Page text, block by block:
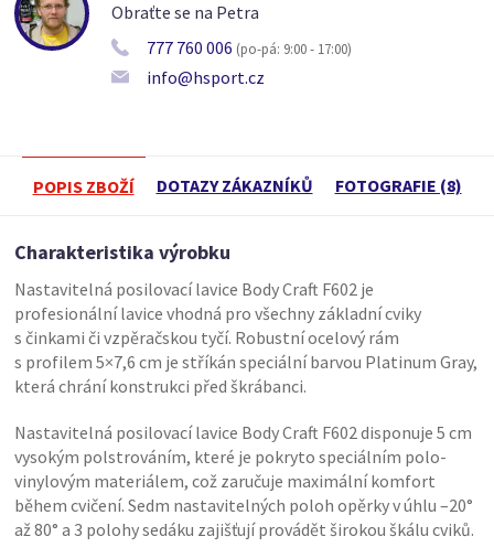
Obraťte se na Petra
777 760 006 (po-pá: 9:00 - 17:00)
info@hsport.cz
POPIS ZBOŽÍ DOTAZY ZÁKAZNÍKŮ FOTOGRAFIE (8)
Charakteristika výrobku
Nastavitelná posilovací lavice Body Craft F602 je
profesionální lavice vhodná pro všechny základní cviky
s činkami či vzpěračskou tyčí. Robustní ocelový rám
s profilem 5×7,6 cm je stříkán speciální barvou Platinum Gray,
která chrání konstrukci před škrábanci.
Nastavitelná posilovací lavice Body Craft F602 disponuje 5 cm
vysokým polstrováním, které je pokryto speciálním polo-
vinylovým materiálem, což zaručuje maximální komfort
během cvičení. Sedm nastavitelných poloh opěrky v úhlu –20°
až 80° a 3 polohy sedáku zajišťují provádět širokou škálu cviků.